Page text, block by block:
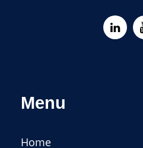
Menu
Home